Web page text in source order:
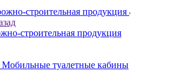
строительная продукция
строительная продукция
Мобильные туалетные кабины